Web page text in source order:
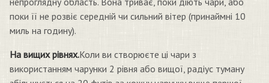
поки її не розвіє середній чи сильний вітер (принаймні 10
миль на годину).
На вищих рівнях.Коли ви створюєте ці чари з
використанням чарунки 2 рівня або вищої, радіус туману